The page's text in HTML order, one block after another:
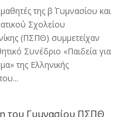
της β΄ Γυμνασίου και
Σχολείου
(ΠΣΠΘ) συμμετείχαν
Συνέδριο «Παιδεία για
της Ελληνικής
του Γυμνασίου ΠΣΠΘ